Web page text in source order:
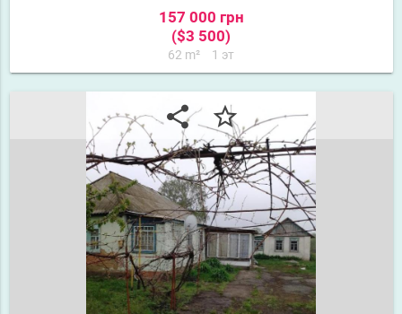
157 000 грн
($3 500)
62 m² 1 эт
share star_border